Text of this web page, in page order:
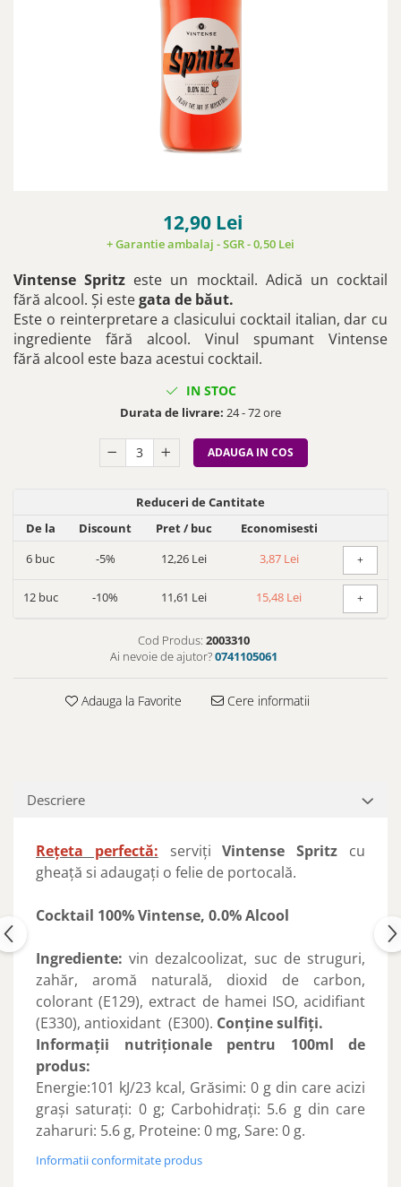
12,90 Lei
+ Garantie ambalaj - SGR - 0,50 Lei
Vintense Spritz este un mocktail. Adică un cocktail
fără alcool. Și estegata de băut.
Este o reinterpretare a clasicului cocktail italian, dar cu
ingrediente fără alcool. Vinul spumant Vintense
fără alcool este baza acestui cocktail.
IN STOC
Durata de livrare: 24 - 72 ore
ADAUGA IN COS
Reduceri de Cantitate
De la
Discount Pret/ buc
Economisesti
6 buc -5% 12,26 Lei 3,87 Lei +
12buc -10% 11,61 Lei 15,48 Lei +
Cod Produs: 2003310
Ai nevoie de ajutor?0741105061
Adauga la Favorite Cere informatii
Descriere
Rețeta perfectă: servițiVintense Spritz cu
gheață si adaugați o felie de portocală.
Cocktail 100% Vintense, 0.0% Alcool
Ingrediente:vin dezalcoolizat, suc de struguri,
zahăr, aromă naturală, dioxid de carbon,
colorant (E129), extract de hamei ISO, acidifiant
(E330), antioxidant (E300). Conține sulfiți.
Informaţii nutriţionale pentru 100ml de
produs:
Energie:101 kJ/23 kcal, Grăsimi: 0 g din care acizi
graşi saturaţi: 0 g; Carbohidraţi: 5.6 g din care
zaharuri: 5.6 g, Proteine: 0 mg, Sare: 0 g.
Informatii conformitate produs